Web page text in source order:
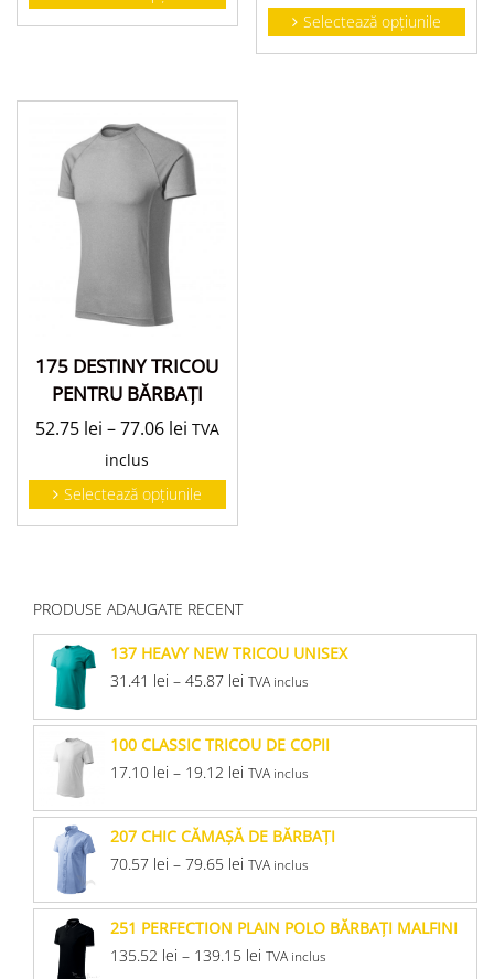
Selectează opțiunile
175 DESTINY TRICOU
PENTRU BĂRBAŢI
52.75 lei –77.06 lei TVA
inclus
Selectează opțiunile
PRODUSE ADAUGATE RECENT
137 HEAVY NEW TRICOU UNISEX
31.41 lei – 45.87 lei TVA inclus
100 CLASSIC TRICOU DE COPII
17.10 lei – 19.12 lei TVA inclus
207 CHIC CĂMAŞĂ DE BĂRBAŢI
70.57 lei – 79.65 lei TVA inclus
251 PERFECTION PLAIN POLO BĂRBAŢI MALFINI
135.52 lei – 139.15 lei TVA inclus